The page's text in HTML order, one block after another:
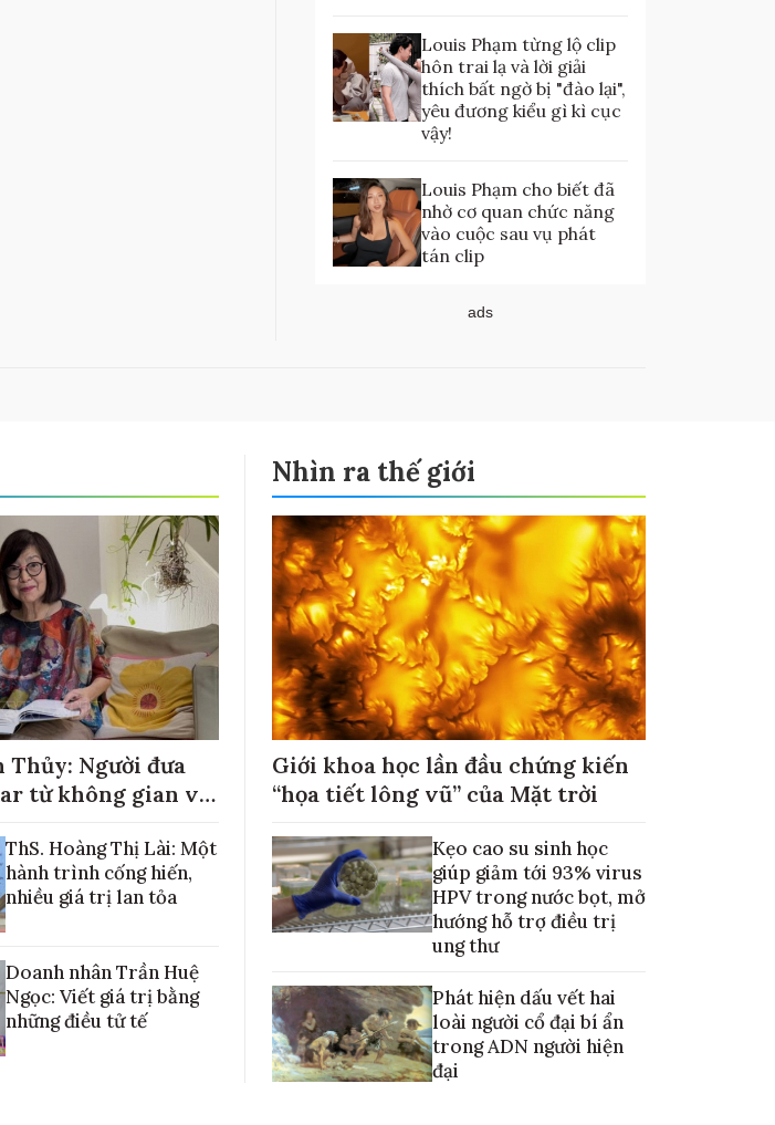
Louis Phạm từng lộ clip
hôn trai lạ và lời giải
thích bất ngờ bị "đào lại",
yêu đương kiểu gì kì cục
vậy!
Louis Phạm cho biết đã
nhờ cơ quan chức năng
vào cuộc sau vụ phát
tán clip
ads
Thủy: Người đưa
từ không gian về
ThS. Hoàng Thị Lài: Một
hành trình cống hiến,
nhiều giá trị lan tỏa
Doanh nhân Trần Huệ
Ngọc: Viết giá trị bằng
những điều tử tế
Nhìn ra thế giới
Giới khoa học lần đầu chứng kiến
“họa tiết lông vũ” của Mặt trời
Kẹo cao su sinh học
giúp giảm tới 93% virus
HPV trong nước bọt, mở
hướng hỗ trợ điều trị
ung thư
Phát hiện dấu vết hai
loài người cổ đại bí ẩn
trong ADN người hiện
đại